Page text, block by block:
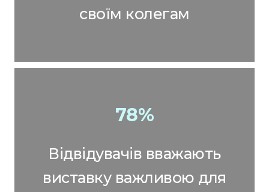
своїм колегам
78%
Відвідувачів вважають
виставку важливою для